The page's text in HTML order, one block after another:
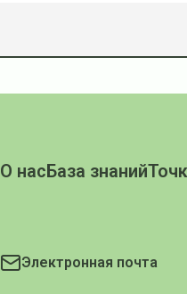
О насБаза знаний
Электронная почта